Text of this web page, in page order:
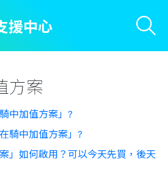
援中心
方案
中加值方案」?
騎中加值方案」?
」如何啟用？可以今天先買，後天